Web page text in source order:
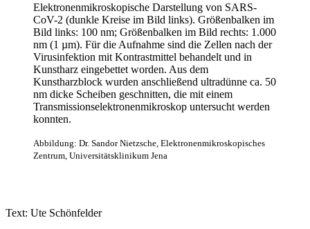
Elektronenmikroskopische Darstellung von SARS-
CoV-2 (dunkle Kreise im Bild links). Größenbalken im
Bild links: 100 nm; Größenbalken im Bild rechts: 1.000
nm (1 µm). Für die Aufnahme sind die Zellen nach der
Virusinfektion mit Kontrastmittel behandelt und in
Kunstharz eingebettet worden. Aus dem
Kunstharzblock wurden anschließend ultradünne ca. 50
nm dicke Scheiben geschnitten, die mit einem
Transmissionselektronenmikroskop untersucht werden
konnten.
Abbildung: Dr. Sandor Nietzsche, Elektronenmikroskopisches
Zentrum, Universitätsklinikum Jena
Text: Ute Schönfelder